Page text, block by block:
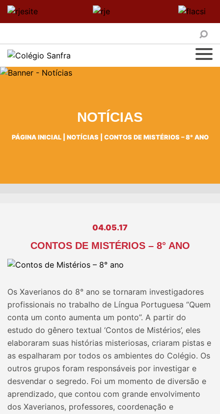
NOTÍCIAS
PÁGINA INICIAL| NOTÍCIAS CONTOS DE MISTÉRIOS – 8° ANO
04.05.17
CONTOS DE MISTÉRIOS – 8° ANO
Os Xaverianos do 8° ano se tornaram investigadores
profissionais no trabalho de Língua Portuguesa “Quem
conta um conto aumenta um ponto”. A partir do
estudo do gênero textual ‘Contos de Mistérios’, eles
elaboraram suas histórias misteriosas, criaram pistas e
as espalharam por todos os ambientes do Colégio. Os
outros grupos foram responsáveis por investigar e
desvendar o segredo. Foi um momento de diversão e
aprendizado, que contou com grande envolvimento
dos Xaverianos, professores, coordenação e